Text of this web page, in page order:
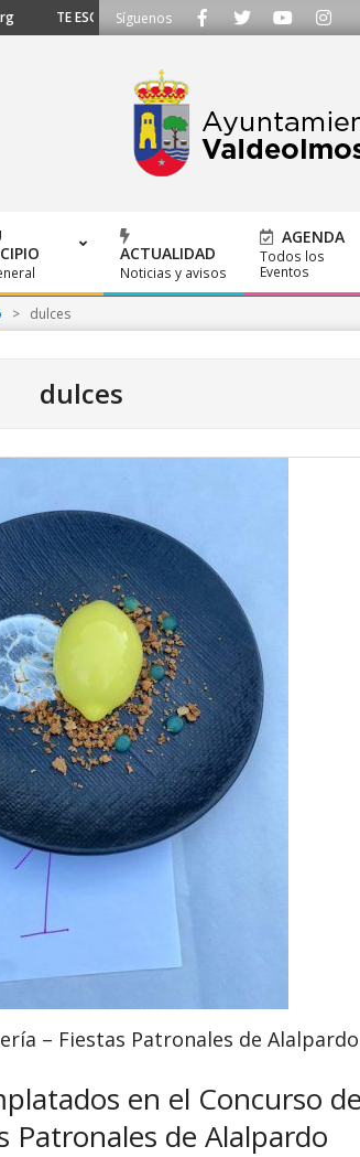
TE ESCUCHAMOS - Llámanos al 91 620 21 53 o
Síguenos
ACTUALIDAD
Noticias y avisos
AGENDA
Todos los
Eventos
> dulces
dulces
– Fiestas Patronales de
en el Concurso
Patronales de Alalpardo